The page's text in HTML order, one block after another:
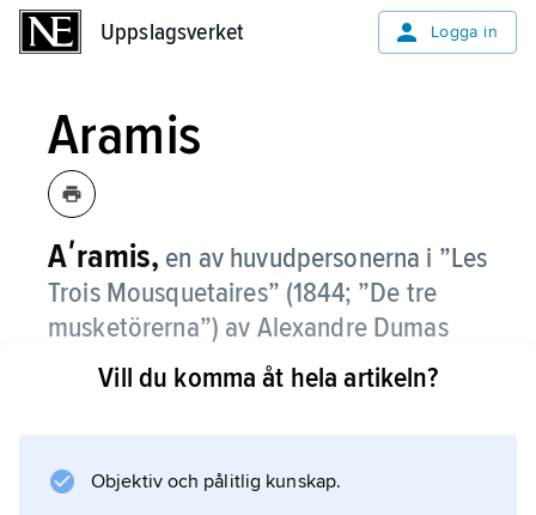
Uppslagsverket Logga in
Aramis
Aʹramis, en av huvudpersonerna i ”Les
Trois Mousquetaires” (1844; ”De tre
musketörerna”) av Alexandre Dumas
Vill du komma åt hela artikeln?
Objektiv och pålitlig kunskap.